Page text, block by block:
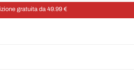
ogni ordine con un abbonamento